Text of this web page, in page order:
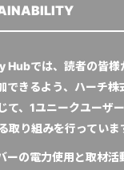
では、読者の皆様
できるよう、ハーチ株
て、1ユニークユーザ
取り組みを行っていま
ーの電力使用と取材活